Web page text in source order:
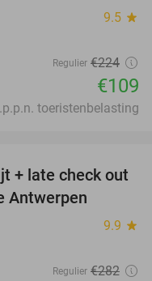
9.5 star
Regulier €224
€109
toeristenbelasting
59%
+ late check out
Antwerpen
9.9 star
Regulier €282